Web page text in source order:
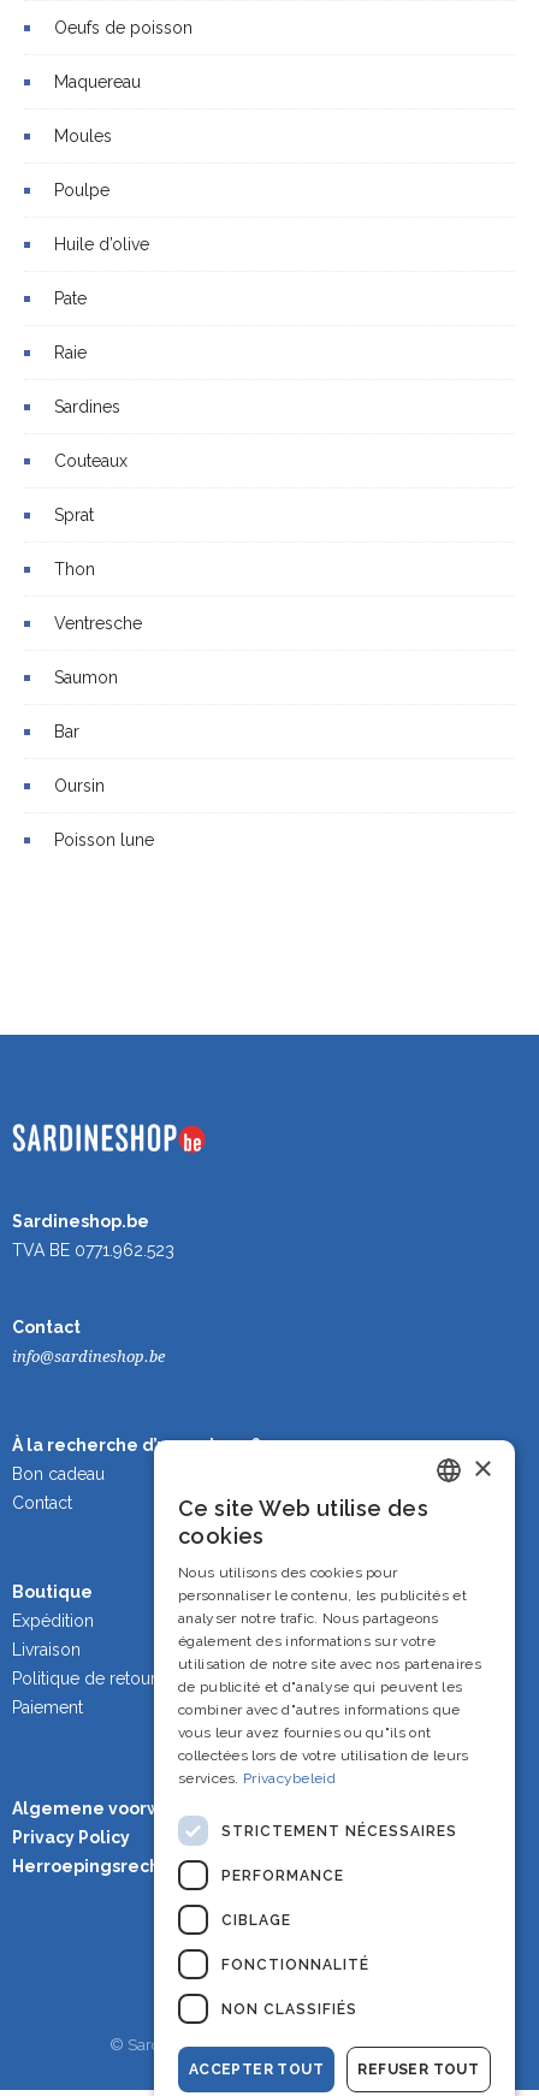
Oeufs de poisson
Maquereau
Moules
Poulpe
Huile d’olive
Pate
Raie
Sardines
Couteaux
Sprat
Thon
Ventresche
Saumon
Bar
Oursin
Poisson lune
Sardineshop.be
TVA BE 0771.962.523
Contact
info@sardineshop.be
À la recherche d’un cadeau ?
Bon cadeau
Contact
Boutique
Expédition
Livraison
Politique de retour
Paiement
Algemene voorwaarden
Privacy Policy
Herroepingsrecht
© Sardineshop - Alle rechten voorbehouden.
×
Ce site Web utilise des
cookies
Nous utilisons des cookies pour
personnaliser le contenu, les publicités et
analyser notre trafic. Nous partageons
également des informations sur votre
utilisation de notre site avec nos partenaires
de publicité et d"analyse qui peuvent les
combiner avec d"autres informations que
vous leur avez fournies ou qu"ils ont
collectées lors de votre utilisation de leurs
services. Privacybeleid
STRICTEMENT NÉCESSAIRES
PERFORMANCE
CIBLAGE
FONCTIONNALITÉ
NON CLASSIFIÉS
ACCEPTER TOUT REFUSER TOUT